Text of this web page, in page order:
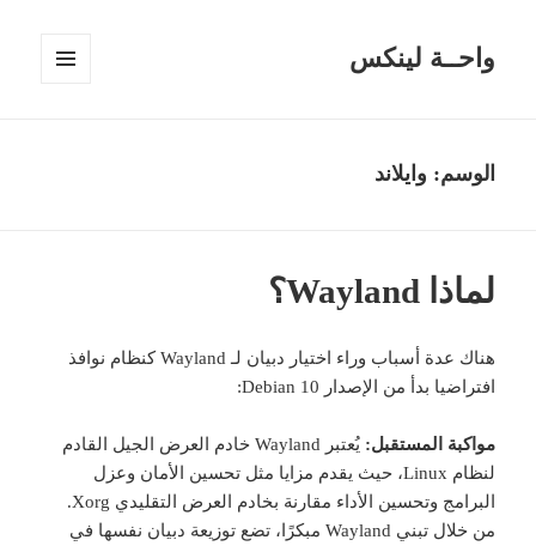
واحــة لينكس
الوسم: وايلاند
لماذا Wayland؟
هناك عدة أسباب وراء اختيار دبيان لـ Wayland كنظام نوافذ
افتراضيا بدأ من الإصدار Debian 10:
مواكبة المستقبل:
يُعتبر Wayland خادم العرض الجيل القادم
لنظام Linux، حيث يقدم مزايا مثل تحسين الأمان وعزل
البرامج وتحسين الأداء مقارنة بخادم العرض التقليدي Xorg.
من خلال تبني Wayland مبكرًا، تضع توزيعة دبيان نفسها في